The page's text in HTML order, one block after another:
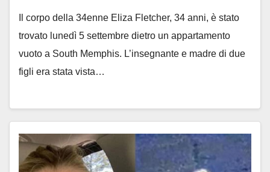
Il corpo della 34enne Eliza Fletcher, 34 anni, è stato
trovato lunedì 5 settembre dietro un appartamento
vuoto a South Memphis. L’insegnante e madre di due
figli era stata vista…